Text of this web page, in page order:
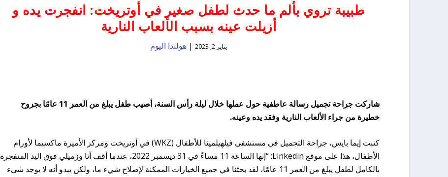
طبيبة تروي بألم ما حدث لطفل صغير في أوتريخت: انفجرت يده و
أزيلت عينه بسبب الألعاب النارية
يناير 2, 2023 | هولندا اليوم
شاركت جراحة تجميل رسالة عاطفية حول عملها خلال ليلة رأس السنة، أصيب طفل يبلغ من العمر 11 عامًا بجروح
خطيرة من جراء الألعاب النارية وفقد يده وعينه.
كتبت إيما بايس، جراحة التجميل في مستشفى فيلهيلمينا للأطفال (WKZ) في أوتريخت ومركز الأميرة ماكسيما لأورام
الأطفال، هذا على موقع Linkedin: “إنها الساعة 11 مساءً في 31 ديسمبر 2022، عندما أقف أنا وزميلي فوق اليد المنفجرة
بالكامل لطفل يبلغ من العمر 11 عامًا، لقد بحثنا في جميع الخيارات الممكنة لإصلاح شيء ما، ولكن يبدو أنه لا يوجد شيء